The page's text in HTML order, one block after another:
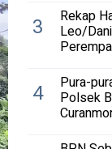
3 Rekap
Leo/
4 Pura-
Polsek